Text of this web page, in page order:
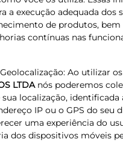
a execução adequada dos
de produtos, bem
contínuas nas
Ao utilizar
LTDAnós poderemos
localização, identificada
IP ou o GPS do seu
uma experiência do
dos dispositivos móveis